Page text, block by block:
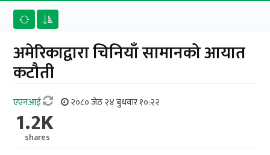
अमेरिकाद्वारा चिनियाँ सामानको आयात
कटौती
एएनआई २०८० जेठ २४ बुधवार १०:२२
1.2K
shares